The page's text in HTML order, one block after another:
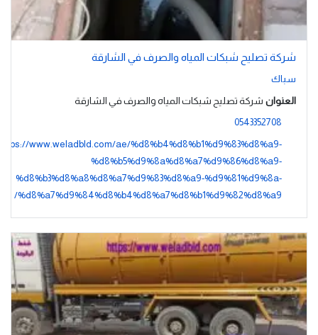
شركة تصليح شبكات المياه والصرف في الشارقة
سباك
العنوان شركة تصليح شبكات المياه والصرف في الشارقة
0543352708
https://www.weladbld.com/ae/%d8%b4%d8%b1%d9%83%d8%a9-
%d8%b5%d9%8a%d8%a7%d9%86%d8%a9-
%d8%b3%d8%a8%d8%a7%d9%83%d8%a9-%d9%81%d9%8a-
%d8%a7%d9%84%d8%b4%d8%a7%d8%b1%d9%82%d8%a9/